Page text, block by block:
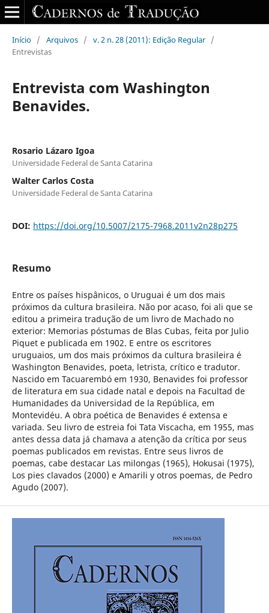
Início / Arquivos / v. 2 n. 28 (2011): Edição Regular /
Entrevistas
Entrevista com Washington
Benavides.
Rosario Lázaro Igoa
Universidade Federal de Santa Catarina
Walter Carlos Costa
Universidade Federal de Santa Catarina
DOI: https://doi.org/10.5007/2175-7968.2011v2n28p275
Resumo
Entre os países hispânicos, o Uruguai é um dos mais
próximos da cultura brasileira. Não por acaso, foi ali que se
editou a primeira tradução de um livro de Machado no
exterior: Memorias póstumas de Blas Cubas, feita por Julio
Piquet e publicada em 1902. E entre os escritores
uruguaios, um dos mais próximos da cultura brasileira é
Washington Benavides, poeta, letrista, crítico e tradutor.
Nascido em Tacuarembó em 1930, Benavides foi professor
de literatura em sua cidade natal e depois na Facultad de
Humanidades da Universidad de la República, em
Montevidéu. A obra poética de Benavides é extensa e
variada. Seu livro de estreia foi Tata Viscacha, em 1955, mas
antes dessa data já chamava a atenção da crítica por seus
poemas publicados em revistas. Entre seus livros de
poemas, cabe destacar Las milongas (1965), Hokusai (1975),
Los pies clavados (2000) e Amarili y otros poemas, de Pedro
Agudo (2007).